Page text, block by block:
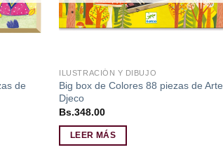
de
ILUSTRACIÓN Y DIBUJO
Big box de Colores 88 piezas de Arte
Djeco
Bs.348.00
LEER MÁS